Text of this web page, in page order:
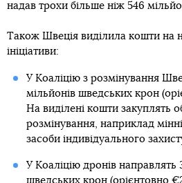
надав трохи більше ніж 546
Також Швеція виділила кошти на
ініціативи:
У Коаліцію з розмінування
мільйонів шведських крон
На виділені кошти закуплять
розмінування, наприклад
засоби індивідуального
У Коаліцію дронів направлять
шведських крон (орієнтовно